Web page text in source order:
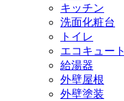
キッチン
洗面化粧台
トイレ
エコキュート
給湯器
外壁屋根
外壁塗装